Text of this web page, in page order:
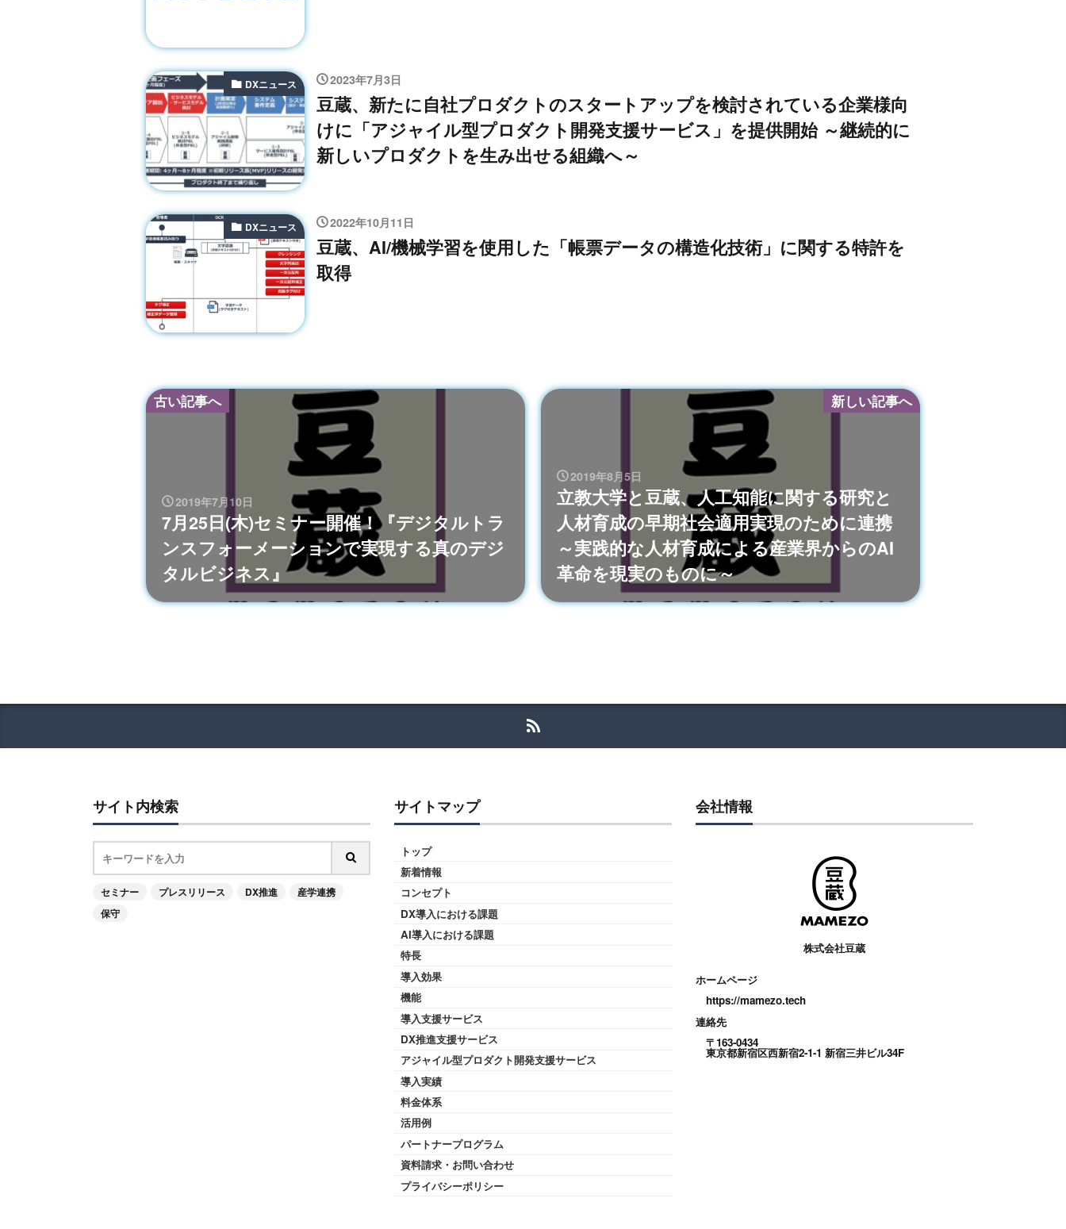
DXニュース 2023年7月3日
豆蔵、新たに自社プロダクトのスタートアップを検討されている企業様向
けに「アジャイル型プロダクト開発支援サービス」を提供開始 ～継続的に
新しいプロダクトを生み出せる組織へ～
DXニュース 2022年10月11日
豆蔵、AI/機械学習を使用した「帳票データの構造化技術」に関する特許を
取得
古い記事へ
2019年7月10日
7月25日(木)セミナー開催！『デジタルトラ
ンスフォーメーションで実現する真のデジ
タルビジネス』
新しい記事へ
2019年8月5日
立教大学と豆蔵、人工知能に関する研究と
人材育成の早期社会適用実現のために連携
～実践的な人材育成による産業界からのAI
革命を現実のものに～
サイト内検索
セミナー プレスリリース DX推進
産学連携
保守
サイトマップ
トップ
新着情報
コンセプト
DX導入における課題
AI導入における課題
特長
導入効果
機能
導入支援サービス
DX推進支援サービス
アジャイル型プロダクト開発支援サービス
導入実績
料金体系
活用例
パートナープログラム
資料請求・お問い合わせ
プライバシーポリシー
会社情報
株式会社豆蔵
ホームページ
https://mamezo.tech
連絡先
〒163-0434
東京都新宿区西新宿2-1-1 新宿三井ビル34F